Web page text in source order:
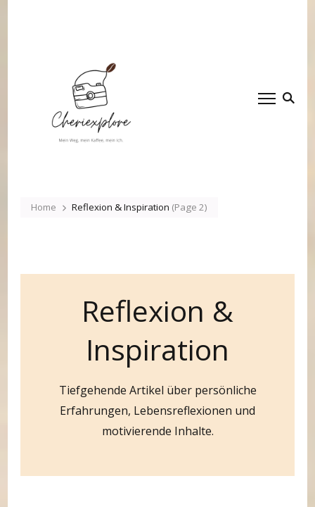
Home Reflexion & Inspiration (Page 2)
Reflexion &
Inspiration
Tiefgehende Artikel über persönliche
Erfahrungen, Lebensreflexionen und
motivierende Inhalte.